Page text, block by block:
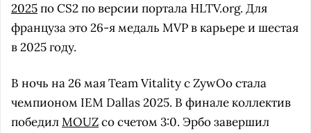
2025по CS2 по версии портала HLTV.org. Для
француза это 26-я медаль MVP в карьере и шестая
в 2025 году.
В ночь на 26 мая Team Vitality с ZywOo стала
чемпионом IEM Dallas 2025. В финале коллектив
победилMOUZсо счетом 3:0. Эрбо завершил